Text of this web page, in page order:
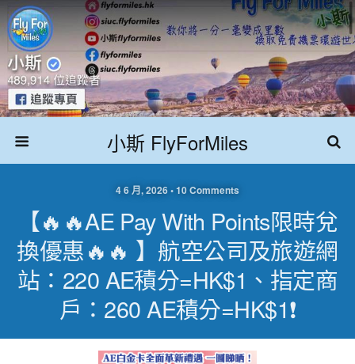
小斯 FlyForMiles
4 6 月, 2026 • 10 Comments
【🔥🔥AE Pay With Points限時兌
換優惠🔥🔥 】航空公司及旅遊網
站：220 AE積分=HK$1、指定商
戶：260 AE積分=HK$1❗